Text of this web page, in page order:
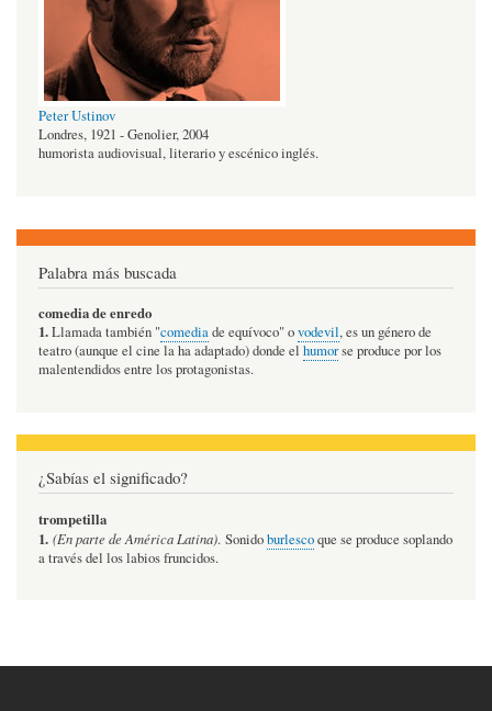
Peter Ustinov
Londres, 1921 - Genolier, 2004
humorista audiovisual, literario y escénico inglés.
Palabra más buscada
comedia de enredo
1.Llamada también "comediade equívoco" ovodevil, es un género de
teatro (aunque el cine la ha adaptado) donde el humorse produce por los
malentendidos entre los protagonistas.
¿Sabías el significado?
trompetilla
1. (En parte de América Latina). Sonidoburlescoque se produce soplando
a través del los labios fruncidos.